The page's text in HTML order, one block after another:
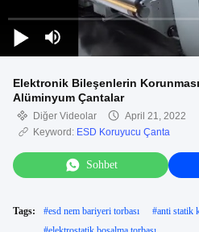
Elektronik Bileşenlerin
Alüminyum Çantalar
Diğer Videolar
April 21, 2022
Keyword: ESD Koruyucu Çanta
Sohbet
Tags: #esd nem bariyeri torbası #anti statik